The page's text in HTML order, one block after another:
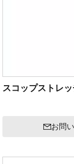
スコップストレ
お問